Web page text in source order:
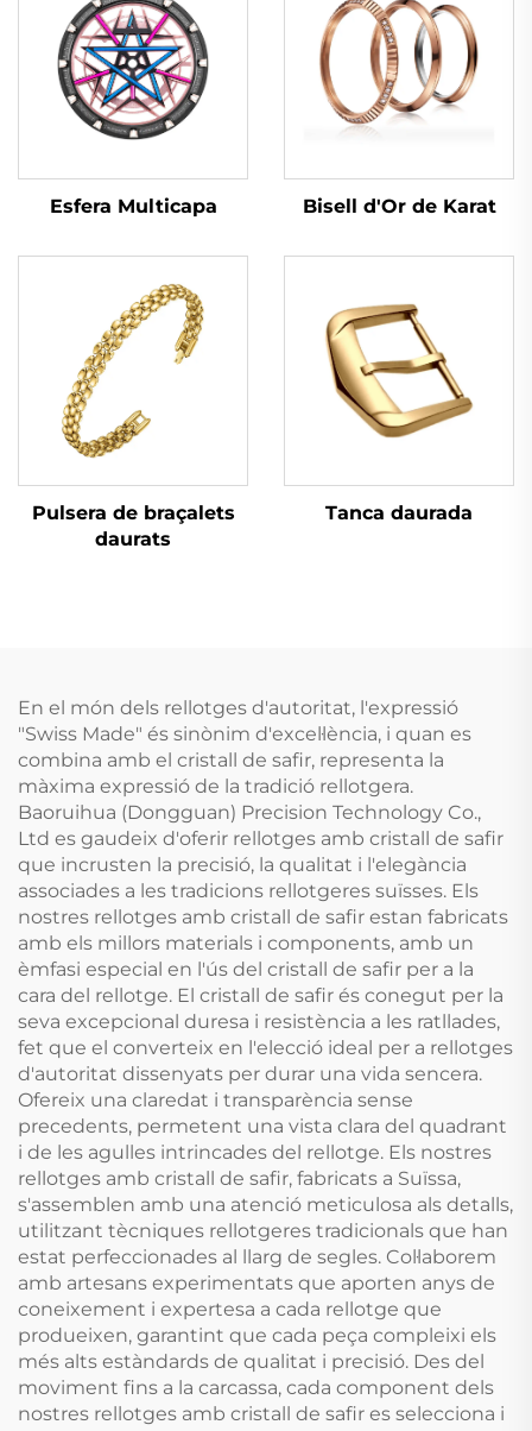
Esfera Multicapa Bisell d'Or de Karat
Pulsera de braçalets
daurats
Tanca daurada
En el món dels rellotges d'autoritat, l'expressió
"Swiss Made" és sinònim d'excel·lència, i quan es
combina amb el cristall de safir, representa la
màxima expressió de la tradició rellotgera.
Baoruihua (Dongguan) Precision Technology Co.,
Ltd es gaudeix d'oferir rellotges amb cristall de safir
que incrusten la precisió, la qualitat i l'elegància
associades a les tradicions rellotgeres suïsses. Els
nostres rellotges amb cristall de safir estan fabricats
amb els millors materials i components, amb un
èmfasi especial en l'ús del cristall de safir per a la
cara del rellotge. El cristall de safir és conegut per la
seva excepcional duresa i resistència a les ratllades,
fet que el converteix en l'elecció ideal per a rellotges
d'autoritat dissenyats per durar una vida sencera.
Ofereix una claredat i transparència sense
precedents, permetent una vista clara del quadrant
i de les agulles intrincades del rellotge. Els nostres
rellotges amb cristall de safir, fabricats a Suïssa,
s'assemblen amb una atenció meticulosa als detalls,
utilitzant tècniques rellotgeres tradicionals que han
estat perfeccionades al llarg de segles. Col·laborem
amb artesans experimentats que aporten anys de
coneixement i expertesa a cada rellotge que
produeixen, garantint que cada peça compleixi els
més alts estàndards de qualitat i precisió. Des del
moviment fins a la carcassa, cada component dels
nostres rellotges amb cristall de safir es selecciona i